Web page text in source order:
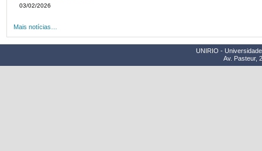
03/02/2026
Mais notícias…
UNIRIO -
Av. Pasteur,